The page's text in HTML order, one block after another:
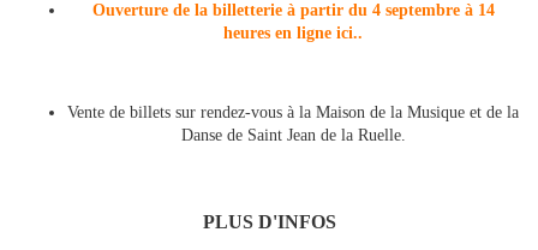
Ouverture de la billetterie à partir du 4 septembre à 14
heures en ligne ici..
Vente de billets sur rendez-vous à la Maison de la Musique et de la
Danse de Saint Jean de la Ruelle.
PLUS D'INFOS